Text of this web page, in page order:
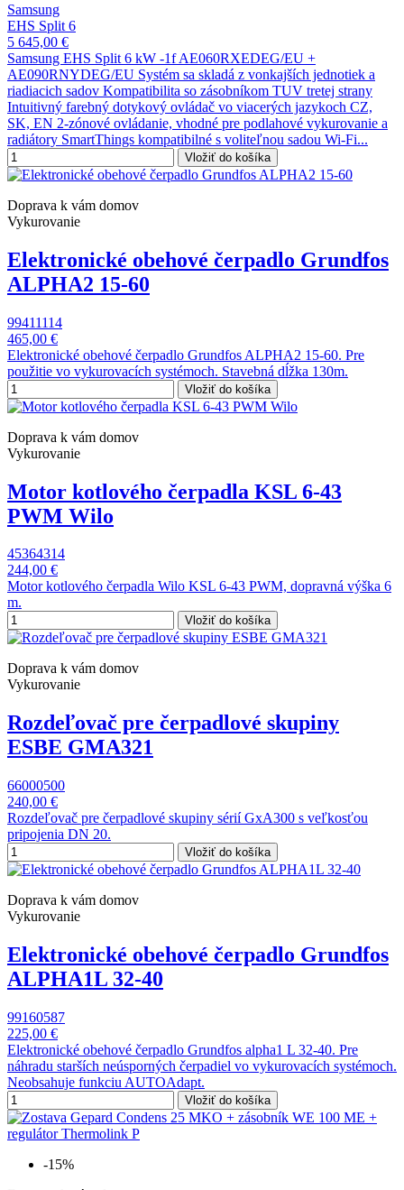
Samsung
EHS Split 6
5 645,00 €
Samsung EHS Split 6 kW -1f AE060RXEDEG/EU +
AE090RNYDEG/EU Systém sa skladá z vonkajších jednotiek a
riadiacich sadov Kompatibilita so zásobníkom TUV tretej strany
Intuitivný farebný dotykový ovládač vo viacerých jazykoch CZ,
SK, EN 2-zónové ovládanie, vhodné pre podlahové vykurovanie a
radiátory SmartThings kompatibilné s voliteľnou sadou Wi-Fi...
Vložiť do košíka
Doprava k vám domov
Vykurovanie
Elektronické obehové čerpadlo Grundfos
ALPHA2 15-60
99411114
465,00 €
Elektronické obehové čerpadlo Grundfos ALPHA2 15-60. Pre
použitie vo vykurovacích systémoch. Stavebná dĺžka 130m.
Vložiť do košíka
Doprava k vám domov
Vykurovanie
Motor kotlového čerpadla KSL 6-43
PWM Wilo
45364314
244,00 €
Motor kotlového čerpadla Wilo KSL 6-43 PWM, dopravná výška 6
m.
Vložiť do košíka
Doprava k vám domov
Vykurovanie
Rozdeľovač pre čerpadlové skupiny
ESBE GMA321
66000500
240,00 €
Rozdeľovač pre čerpadlové skupiny sérií GxA300 s veľkosťou
pripojenia DN 20.
Vložiť do košíka
Doprava k vám domov
Vykurovanie
Elektronické obehové čerpadlo Grundfos
ALPHA1L 32-40
99160587
225,00 €
Elektronické obehové čerpadlo Grundfos alpha1 L 32-40. Pre
náhradu starších neúsporných čerpadiel vo vykurovacích systémoch.
Neobsahuje funkciu AUTOAdapt.
Vložiť do košíka
-15%